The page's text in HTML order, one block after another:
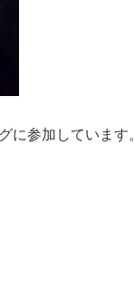
に参加していま